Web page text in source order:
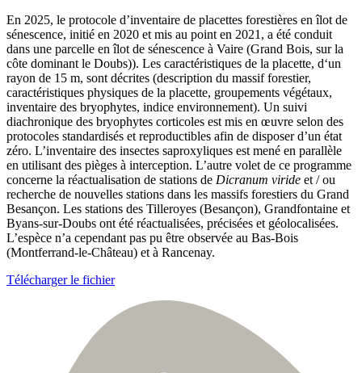
En 2025, le protocole d’inventaire de placettes forestières en îlot de
sénescence, initié en 2020 et mis au point en 2021, a été conduit
dans une parcelle en îlot de sénescence à Vaire (Grand Bois, sur la
côte dominant le Doubs)). Les caractéristiques de la placette, d‘un
rayon de 15 m, sont décrites (description du massif forestier,
caractéristiques physiques de la placette, groupements végétaux,
inventaire des bryophytes, indice environnement). Un suivi
diachronique des bryophytes corticoles est mis en œuvre selon des
protocoles standardisés et reproductibles afin de disposer d’un état
zéro. L’inventaire des insectes saproxyliques est mené en parallèle
en utilisant des pièges à interception. L’autre volet de ce programme
concerne la réactualisation de stations de Dicranum viride et / ou
recherche de nouvelles stations dans les massifs forestiers du Grand
Besançon. Les stations des Tilleroyes (Besançon), Grandfontaine et
Byans-sur-Doubs ont été réactualisées, précisées et géolocalisées.
L’espèce n’a cependant pas pu être observée au Bas-Bois
(Montferrand-le-Château) et à Rancenay.
Télécharger le fichier